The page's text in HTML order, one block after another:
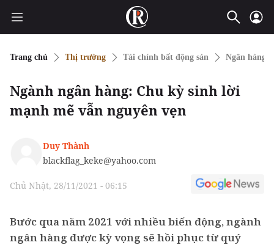
Trang chủ Thị trường Tài chính bất động sản Ngân hàng
Ngành ngân hàng: Chu kỳ sinh lời
mạnh mẽ vẫn nguyên vẹn
Duy Thành
blackflag_keke@yahoo.com
Chủ Nhật, 28/11/2021 - 06:15
Bước qua năm 2021 với nhiều biến động, ngành
ngân hàng được kỳ vọng sẽ hồi phục từ quý